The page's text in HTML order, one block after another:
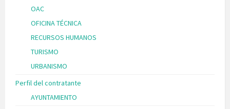
OAC
OFICINA TÉCNICA
RECURSOS HUMANOS
TURISMO
URBANISMO
Perfil del contratante
AYUNTAMIENTO